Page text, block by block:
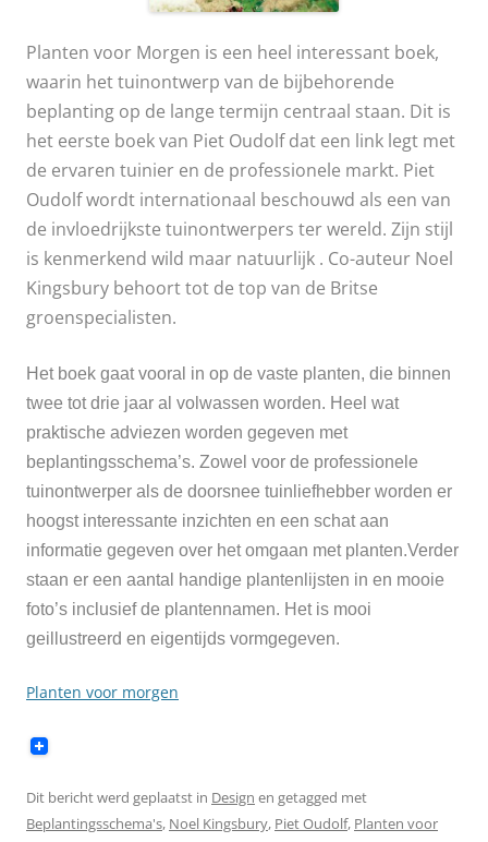
Planten voor Morgen is een heel interessant boek,
waarin het tuinontwerp van de bijbehorende
beplanting op de lange termijn centraal staan. Dit is
het eerste boek van Piet Oudolf dat een link legt met
de ervaren tuinier en de professionele markt. Piet
Oudolf wordt internationaal beschouwd als een van
de invloedrijkste tuinontwerpers ter wereld. Zijn stijl
is kenmerkend wild maar natuurlijk . Co-auteur Noel
Kingsbury behoort tot de top van de Britse
groenspecialisten.
Het boek gaat vooral in op de vaste planten, die binnen
twee tot drie jaar al volwassen worden. Heel wat
praktische adviezen worden gegeven met
beplantingsschema’s. Zowel voor de professionele
tuinontwerper als de doorsnee tuinliefhebber worden er
hoogst interessante inzichten en een schat aan
informatie gegeven over het omgaan met planten.Verder
staan er een aantal handige plantenlijsten in en mooie
foto’s inclusief de plantennamen. Het is mooi
geillustreerd en eigentijds vormgegeven.
Planten voor morgen
Dit bericht werd geplaatst in Design en getagged met
Beplantingsschema's, Noel Kingsbury, Piet Oudolf, Planten voor